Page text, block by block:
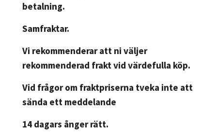
betalning.
Samfraktar.
Vi rekommenderar att ni väljer
rekommenderad frakt vid värdefulla köp.
Vid frågor om fraktpriserna tveka inte att
sända ett meddelande
14 dagars ånger rätt.